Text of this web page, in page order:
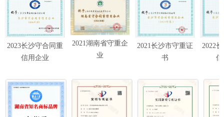
2023长沙守合同重
信用企业
2021湖南省守重企
业
2021长沙市守重证
书
2022